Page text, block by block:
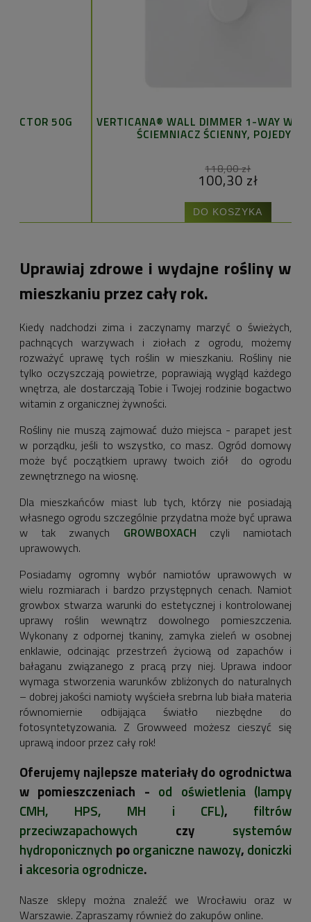
VERTICANA® WALL DIMMER 1-WAY WHITE - BIAŁY
ŚCIEMNIACZ ŚCIENNY, POJEDYNCZY
Uprawiaj zdrowe i wydajne rośliny w
mieszkaniu przez cały rok.
Kiedy nadchodzi zima i zaczynamy marzyć o świeżych,
pachnących warzywach i ziołach z ogrodu, możemy
rozważyć uprawę tych roślin w mieszkaniu. Rośliny nie
tylko oczyszczają powietrze, poprawiają wygląd każdego
wnętrza, ale dostarczają Tobie i Twojej rodzinie bogactwo
witamin z organicznej żywności.
Rośliny nie muszą zajmować dużo miejsca - parapet jest
w porządku, jeśli to wszystko, co masz. Ogród domowy
może być początkiem uprawy twoich ziół do ogrodu
zewnętrznego na wiosnę.
Dla mieszkańców miast lub tych, którzy nie posiadają
własnego ogrodu szczególnie przydatna może być uprawa
w tak zwanych GROWBOXACH czyli namiotach
uprawowych.
Posiadamy ogromny wybór namiotów uprawowych w
wielu rozmiarach i bardzo przystępnych cenach. Namiot
growbox stwarza warunki do estetycznej i kontrolowanej
uprawy roślin wewnątrz dowolnego pomieszczenia.
Wykonany z odpornej tkaniny, zamyka zieleń w osobnej
enklawie, odcinając przestrzeń życiową od zapachów i
bałaganu związanego z pracą przy niej. Uprawa indoor
wymaga stworzenia warunków zbliżonych do naturalnych
– dobrej jakości namioty wyścieła srebrna lub biała materia
równomiernie odbijająca światło niezbędne do
fotosyntetyzowania. Z Growweed możesz cieszyć się
uprawą indoor przez cały rok!
Oferujemy najlepsze materiały do ogrodnictwa
w pomieszczeniach - od oświetlenia (lampy
CMH, HPS, MH i CFL), filtrów
przeciwzapachowych czy systemów
hydroponicznych poorganiczne nawozy, doniczki
i akcesoria ogrodnicze.
Nasze sklepy można znaleźć we Wrocławiu oraz w
Warszawie. Zapraszamy również do zakupów online.